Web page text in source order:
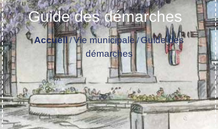
Guide des démarches
Accueil/Vie municipale/Guide des
démarches